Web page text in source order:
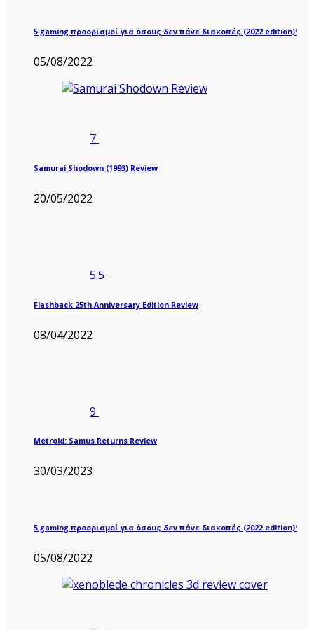
5 gaming προορισμοί για όσους δεν πάνε διακοπές (2022 edition)!
05/08/2022
7
Samurai Shodown (1993) Review
20/05/2022
5.5
Flashback 25th Anniversary Edition Review
08/04/2022
9
Metroid: Samus Returns Review
30/03/2023
5 gaming προορισμοί για όσους δεν πάνε διακοπές (2022 edition)!
05/08/2022